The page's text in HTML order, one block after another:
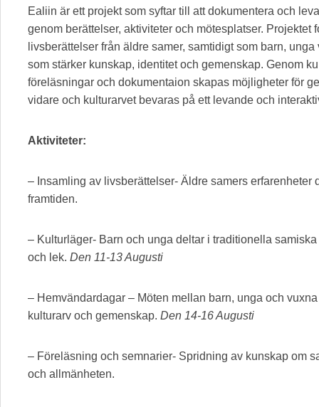
Ealiin är ett projekt som syftar till att dokumentera och
genom berättelser, aktiviteter och mötesplatser. Projektet
livsberättelser från äldre samer, samtidigt som barn,
som stärker kunskap, identitet och gemenskap. Genom
föreläsningar och dokumentaion skapas möjligheter för
vidare och kulturarvet bevaras på ett levande och
Aktiviteter:
– Insamling av livsberättelser- Äldre samers erfarenheter
framtiden.
– Kulturläger- Barn och unga deltar i traditionella
och lek. Den 11-13 Augusti
– Hemvändardagar – Möten mellan barn, unga och
kulturarv och gemenskap. Den 14-16 Augusti
– Föreläsning och semnarier- Spridning av kunskap om
och allmänheten.